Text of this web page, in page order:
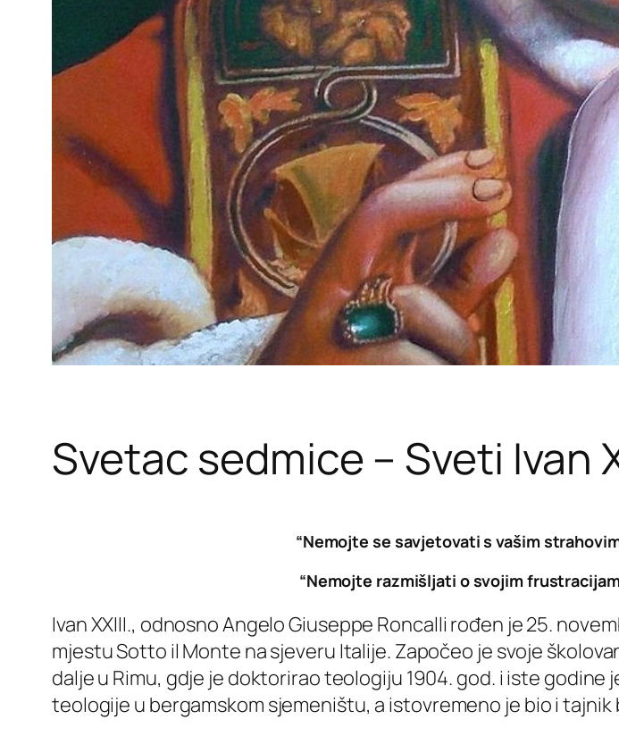
Svetac sedmice – Sveti Ivan
“Nemojte se savjetovati s vašim
“Nemojte razmišljati o svojim
Ivan XXIII., odnosno Angelo Giuseppe Roncalli rođen je 25.
mjestu Sotto il Monte na sjeveru Italije. Započeo je svoje
dalje u Rimu, gdje je doktorirao teologiju 1904. god. i iste
teologije u bergamskom sjemeništu, a istovremeno je bio i